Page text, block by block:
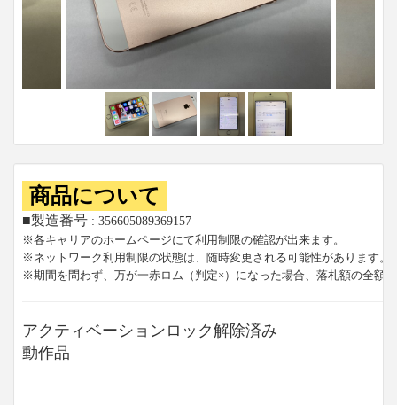
商品について
■製造番号 : 356605089369157
※各キャリアのホームページにて利用制限の確認が出来ます。
※ネットワーク利用制限の状態は、随時変更される可能性があります。
※期間を問わず、万が一赤ロム（判定×）になった場合、落札額の全額
アクティベーションロック解除済み
動作品